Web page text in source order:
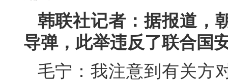
韩联社记者：据报道，
导弹，此举违反了联合国
毛宁：我注意到有关方